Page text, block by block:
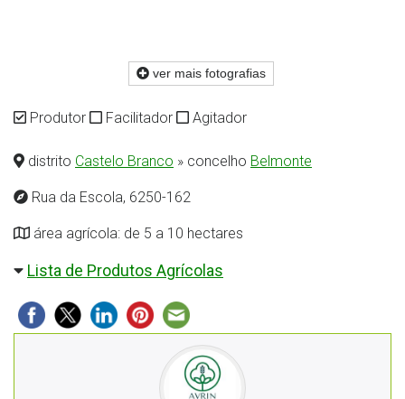
ver mais fotografias
Produtor Facilitador Agitador
distrito Castelo Branco » concelho Belmonte
Rua da Escola, 6250-162
área agrícola: de 5 a 10 hectares
Lista de Produtos Agrícolas